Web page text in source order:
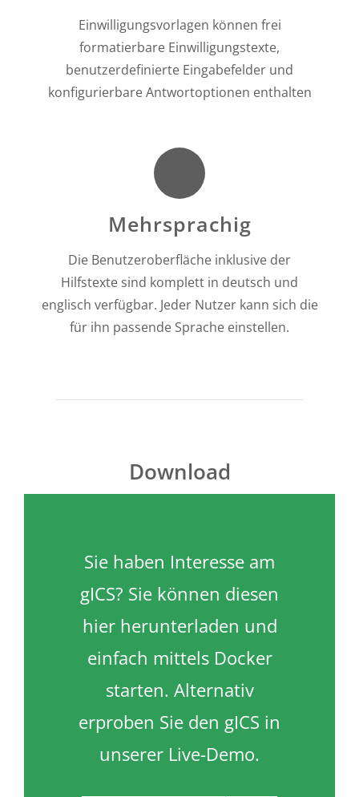
Einwilligungsvorlagen können frei
formatierbare Einwilligungstexte,
benutzerdefinierte Eingabefelder und
konfigurierbare Antwortoptionen enthalten
Mehrsprachig
Die Benutzeroberfläche inklusive der
Hilfstexte sind komplett in deutsch und
englisch verfügbar. Jeder Nutzer kann sich die
für ihn passende Sprache einstellen.
Download
Sie haben Interesse am
gICS? Sie können diesen
hier herunterladen und
einfach mittels Docker
starten. Alternativ
erproben Sie den gICS in
unserer Live-Demo.